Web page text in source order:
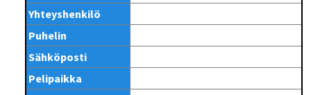
Yhteyshenkilö
Puhelin
Sähköposti
Pelipaikka